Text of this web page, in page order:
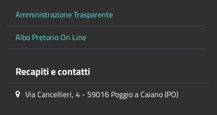
Amministrazione Trasparente
Albo Pretorio On Line
Recapiti e contatti
Via Cancellieri, 4 - 59016 Poggio a Caiano (PO)